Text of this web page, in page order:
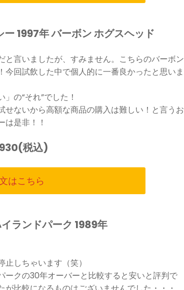
1997年 バーボン ホグスヘッド
言いましたが、すみません。こちらのバーボン
回試飲した中で個人的に一番良かったと思いま
の“それ”でした！
ないから高額な商品の購入は難しい！と言うお
是非！！
税込)
はこちら
ランドパーク 1989年
しちゃいます（笑）
クの30年オーバーと比較すると安いと評判で